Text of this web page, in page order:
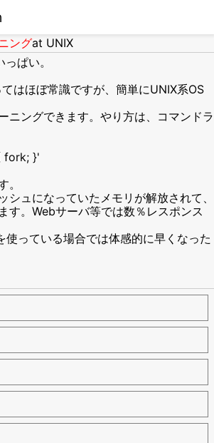
ングat UNIX
ぱい。
はほぼ常識ですが、簡単にUNIX系OS
ニングできます。やり方は、コマンドラ
fork; }'
。
シュになっていたメモリが解放されて、
す。Webサーバ等では数％レスポンス
使っている場合では体感的に早くなった